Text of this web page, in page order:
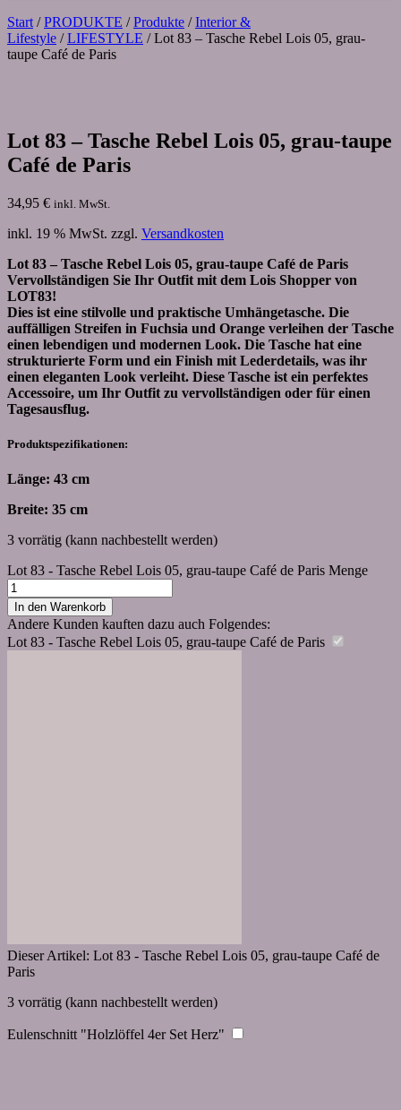
Start /PRODUKTE /Produkte /Interior &
Lifestyle /LIFESTYLE / Lot 83 – Tasche Rebel Lois 05, grau-
taupe Café de Paris
Lot 83 – Tasche Rebel Lois 05, grau-taupe
Café de Paris
34,95 € inkl. MwSt.
inkl. 19 % MwSt. zzgl. Versandkosten
Lot 83 – Tasche Rebel Lois 05, grau-taupe Café de Paris
Vervollständigen Sie Ihr Outfit mit dem Lois Shopper von
LOT83!
Dies ist eine stilvolle und praktische Umhängetasche. Die
auffälligen Streifen in Fuchsia und Orange verleihen der Tasche
einen lebendigen und modernen Look. Die Tasche hat eine
strukturierte Form und ein Finish mit Lederdetails, was ihr
einen eleganten Look verleiht. Diese Tasche ist ein perfektes
Accessoire, um Ihr Outfit zu vervollständigen oder für einen
Tagesausflug.
Produktspezifikationen:
Länge: 43 cm
Breite: 35 cm
3 vorrätig (kann nachbestellt werden)
Lot 83 - Tasche Rebel Lois 05, grau-taupe Café de Paris Menge
In den Warenkorb
Andere Kunden kauften dazu auch Folgendes:
Lot 83 - Tasche Rebel Lois 05, grau-taupe Café de Paris
Dieser Artikel: Lot 83 - Tasche Rebel Lois 05, grau-taupe Café de
Paris
3 vorrätig (kann nachbestellt werden)
Eulenschnitt "Holzlöffel 4er Set Herz"